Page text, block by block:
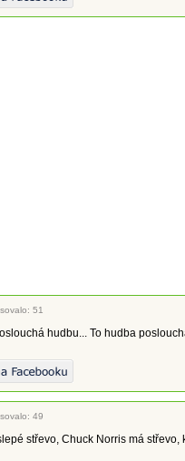
51
hudbu... To hudba
49
střevo, Chuck Norris má střevo,